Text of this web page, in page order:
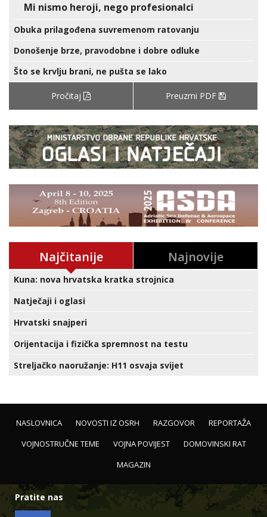
Mi nismo heroji, nego profesionalci
Obuka prilagođena suvremenom ratovanju
Donošenje brze, pravodobne i dobre odluke
Što se krvlju brani, ne pušta se lako
Pročitaj Preuzmi PDF
Najčitanije Najnovije
Kuna: nova hrvatska kratka strojnica
Natječaji i oglasi
Hrvatski snajperi
Orijentacija i fizička spremnost na testu
Streljačko naoružanje: H11 osvaja svijet
NASLOVNICA NOVOSTI IZ OSRH RAZGOVOR
REPORTAŽA
VOJNOSTRUČNE TEME
VOJNA POVIJEST
DOMOVINSKI RAT
MAGAZIN
Pratite nas